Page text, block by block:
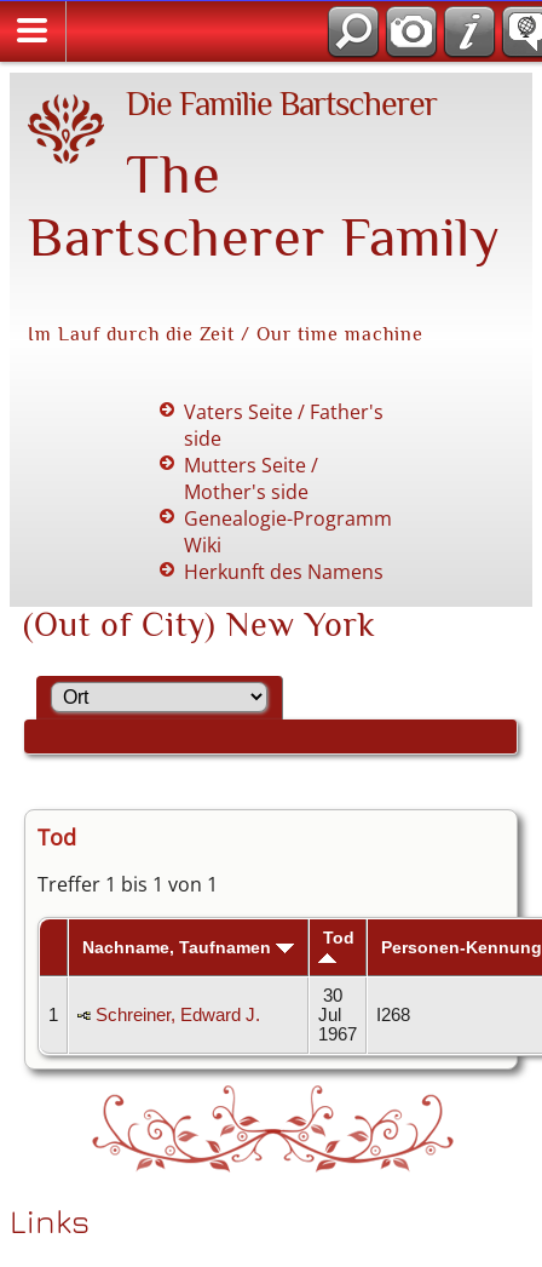
Die Familie Bartscherer
The
Bartscherer Family
Im Lauf durch die Zeit / Our time machine
Vaters Seite / Father's
side
Mutters Seite /
Mother's side
Genealogie-Programm
Wiki
Herkunft des Namens
(Out of City) New York
Tod
Treffer 1 bis 1 von 1
Nachname, Taufnamen Tod Personen-Kennung
1 Schreiner, Edward J.
30
Jul
1967
I268
Links